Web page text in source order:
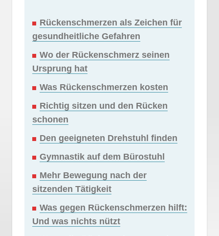
Rückenschmerzen als Zeichen für
gesundheitliche Gefahren
Wo der Rückenschmerz seinen
Ursprung hat
Was Rückenschmerzen kosten
Richtig sitzen und den Rücken
schonen
Den geeigneten Drehstuhl finden
Gymnastik auf dem Bürostuhl
Mehr Bewegung nach der
sitzenden Tätigkeit
Was gegen Rückenschmerzen hilft:
Und was nichts nützt